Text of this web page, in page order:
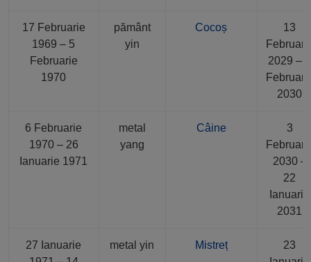
17 Februarie
1969 – 5
Februarie
1970
pământ
yin
Cocoș
13
2029 – 2
2030
6 Februarie
1970 – 26
Ianuarie 1971
metal
yang
Câine
3
2030 –
22
Ianuarie
2031
27 Ianuarie
metal yin Mistreț
23